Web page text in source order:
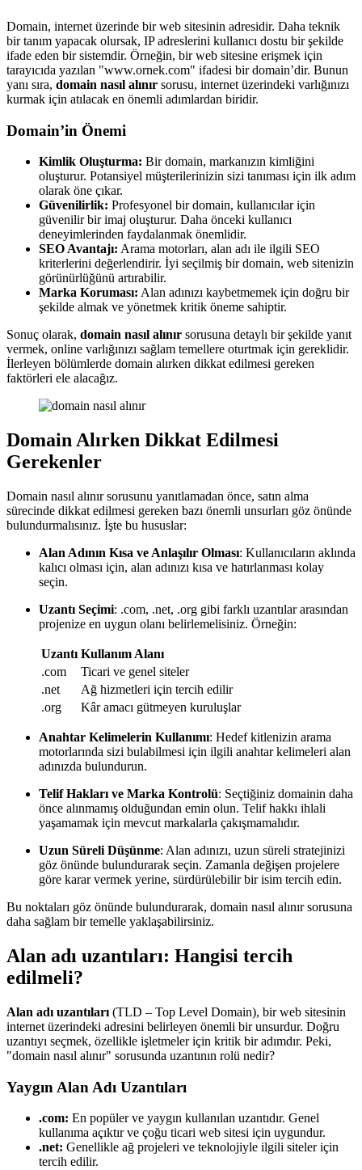
Domain, internet üzerinde bir web sitesinin adresidir. Daha teknik
bir tanım yapacak olursak, IP adreslerini kullanıcı dostu bir şekilde
ifade eden bir sistemdir. Örneğin, bir web sitesine erişmek için
tarayıcıda yazılan "www.ornek.com" ifadesi bir domain’dir. Bunun
yanı sıra, domain nasıl alınır sorusu, internet üzerindeki varlığınızı
kurmak için atılacak en önemli adımlardan biridir.
Domain’in Önemi
Kimlik Oluşturma: Bir domain, markanızın kimliğini
oluşturur. Potansiyel müşterilerinizin sizi tanıması için ilk adım
olarak öne çıkar.
Güvenilirlik: Profesyonel bir domain, kullanıcılar için
güvenilir bir imaj oluşturur. Daha önceki kullanıcı
deneyimlerinden faydalanmak önemlidir.
SEO Avantajı: Arama motorları, alan adı ile ilgili SEO
kriterlerini değerlendirir. İyi seçilmiş bir domain, web sitenizin
görünürlüğünü artırabilir.
Marka Koruması: Alan adınızı kaybetmemek için doğru bir
şekilde almak ve yönetmek kritik öneme sahiptir.
Sonuç olarak, domain nasıl alınır sorusuna detaylı bir şekilde yanıt
vermek, online varlığınızı sağlam temellere oturtmak için gereklidir.
İlerleyen bölümlerde domain alırken dikkat edilmesi gereken
faktörleri ele alacağız.
Domain Alırken Dikkat Edilmesi
Gerekenler
Domain nasıl alınır sorusunu yanıtlamadan önce, satın alma
sürecinde dikkat edilmesi gereken bazı önemli unsurları göz önünde
bulundurmalısınız. İşte bu hususlar:
Alan Adının Kısa ve Anlaşılır Olması: Kullanıcıların aklında
kalıcı olması için, alan adınızı kısa ve hatırlanması kolay
seçin.
Uzantı Seçimi: .com, .net, .org gibi farklı uzantılar arasından
projenize en uygun olanı belirlemelisiniz. Örneğin:
Uzantı Kullanım Alanı
.com
Ticari ve genel siteler
.net
Ağ hizmetleri için tercih edilir
.org
Kâr amacı gütmeyen kuruluşlar
Anahtar Kelimelerin Kullanımı: Hedef kitlenizin arama
motorlarında sizi bulabilmesi için ilgili anahtar kelimeleri alan
adınızda bulundurun.
Telif Hakları ve Marka Kontrolü: Seçtiğiniz domainin daha
önce alınmamış olduğundan emin olun. Telif hakkı ihlali
yaşamamak için mevcut markalarla çakışmamalıdır.
Uzun Süreli Düşünme: Alan adınızı, uzun süreli stratejinizi
göz önünde bulundurarak seçin. Zamanla değişen projelere
göre karar vermek yerine, sürdürülebilir bir isim tercih edin.
Bu noktaları göz önünde bulundurarak, domain nasıl alınır sorusuna
daha sağlam bir temelle yaklaşabilirsiniz.
Alan adı uzantıları: Hangisi tercih
edilmeli?
Alan adı uzantıları (TLD – Top Level Domain), bir web sitesinin
internet üzerindeki adresini belirleyen önemli bir unsurdur. Doğru
uzantıyı seçmek, özellikle işletmeler için kritik bir adımdır. Peki,
"domain nasıl alınır" sorusunda uzantının rolü nedir?
Yaygın Alan Adı Uzantıları
.com: En popüler ve yaygın kullanılan uzantıdır. Genel
kullanıma açıktır ve çoğu ticari web sitesi için uygundur.
.net: Genellikle ağ projeleri ve teknolojiyle ilgili siteler için
tercih edilir.